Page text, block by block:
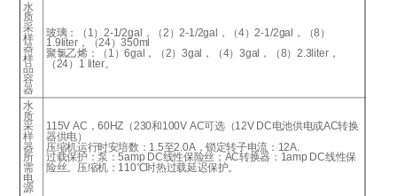
水
质
采
样
器
样
品
容
器
玻璃：（1）2-1/2gal，（2）2-1/2gal，（4）2-1/2gal，（8）
1.9liter，（24）350ml
聚氯乙烯：（1）6gal，（2）3gal，（4）3gal，（8）2.3liter，
（24）1 liter。
水
质
采
样
器
所
需
电
源
115V AC，60HZ（230和100V AC可选（12V DC电池供电或AC转换
器供电）
压缩机运行时安培数：1.5至2.0A，锁定转子电流：12A.
过载保护：泵：5amp DC线性保险丝；AC转换器：1amp DC线性保
险丝。压缩机：110℃时热过载延迟保护。